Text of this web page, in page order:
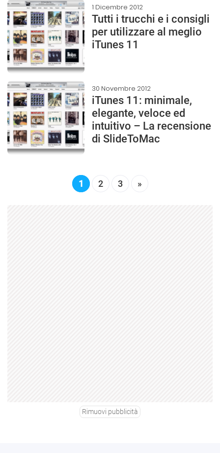
1 Dicembre 2012
Tutti i trucchi e i consigli
per utilizzare al meglio
iTunes 11
30 Novembre 2012
iTunes 11: minimale,
elegante, veloce ed
intuitivo – La recensione
di SlideToMac
1 2 3 »
Rimuovi pubblicità